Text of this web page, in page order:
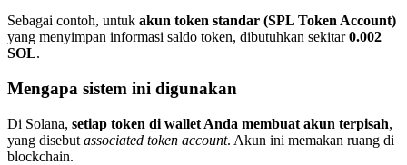
Sebagai contoh, untuk akun token standar (SPL Token Account)
yang menyimpan informasi saldo token, dibutuhkan sekitar0.002
SOL.
Mengapa sistem ini digunakan
Di Solana, setiap token di wallet Anda membuat akun terpisah,
yang disebut associated token account. Akun ini memakan ruang di
blockchain.